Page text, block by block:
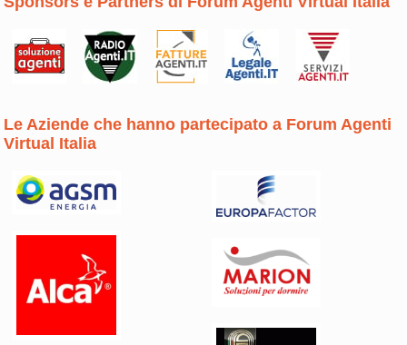
Le Aziende che hanno partecipato a Forum Agenti
Virtual Italia